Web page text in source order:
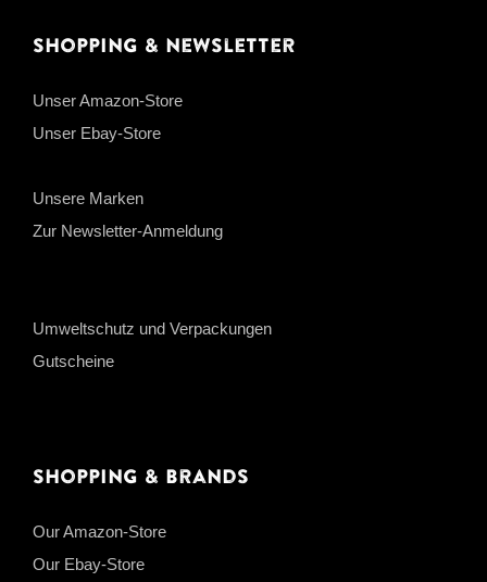
Shopping & Newsletter
Unser Amazon-Store
Unser Ebay-Store
Unsere Marken
Zur Newsletter-Anmeldung
Umweltschutz und Verpackungen
Gutscheine
Shopping & Brands
Our Amazon-Store
Our Ebay-Store